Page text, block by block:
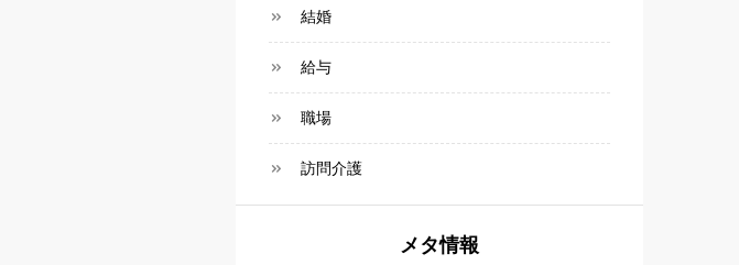
結婚
給与
職場
訪問介護
メタ情報